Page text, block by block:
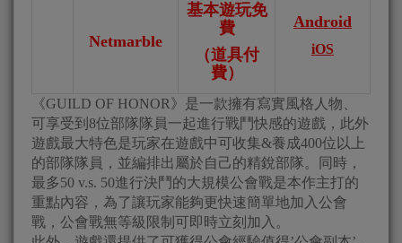
Netmarble
基本遊玩免
費
（道具付
費）
Android
iOS
《GUILD OF HONOR》是一款擁有寫實風格人物、
可享受到8位部隊隊員一起進行戰鬥快感的遊戲，此外
遊戲最大特色是玩家在遊戲中可收集&養成400位以上
的部隊隊員，並編排出屬於自己的精銳部隊。同時，
最多50 v.s. 50進行決鬥的大規模公會戰是本作主打的
重點內容，為了讓玩家能夠更快速簡單地加入公會
戰，公會戰無等級限制可即時立刻加入。